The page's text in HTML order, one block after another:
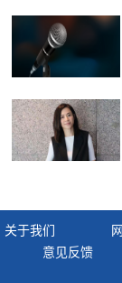
关于我们
意见反馈